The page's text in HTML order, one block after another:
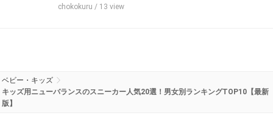
chokokuru / 13 view
ベビー・キッズ
キッズ用ニューバランスのスニーカー人気20選！男女別ランキングTOP10【最新
版】